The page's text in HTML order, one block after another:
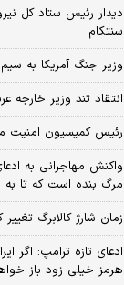
دیدار رئیس ستاد کل
سنتکام
وزیر جنگ آمریکا به
انتقاد تند وزیر خارجه
رئیس کمیسیون امنیت
مرگ بنده است که تا به حال ۳ بار خبر مرگم را
زمان شارژ کالابرگ
ادعای تازه ترامپ: اگر
هرمز خیلی زود باز